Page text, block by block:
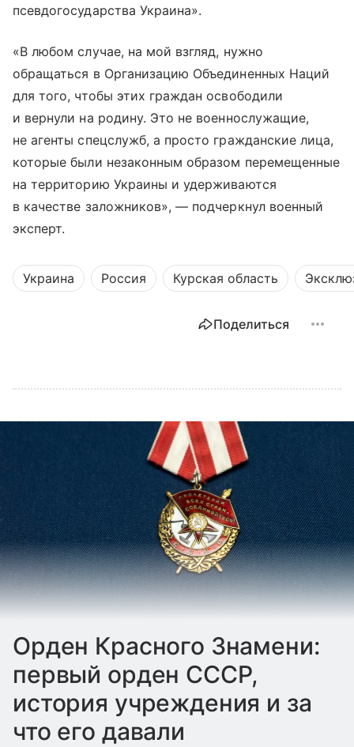
псевдогосударства Украина».
«В любом случае, на мой взгляд, нужно
обращаться в Организацию Объединенных Наций
для того, чтобы этих граждан освободили
и вернули на родину. Это не военнослужащие,
не агенты спецслужб, а просто гражданские лица,
которые были незаконным образом перемещенные
на территорию Украины и удерживаются
в качестве заложников», — подчеркнул военный
эксперт.
Украина Россия Курская область
Поделиться
Орден Красного Знамени:
первый орден СССР,
история учреждения и за
что его давали